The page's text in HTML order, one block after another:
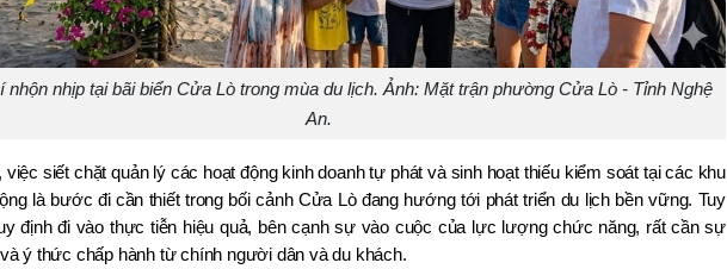
nhộn nhịp tại bãi biển Cửa Lò trong mùa du lịch. Ảnh: Mặt trận phường Cửa Lò - Tỉnh Nghệ
An.
việc siết chặt quản lý các hoạt động kinh doanh tự phát và sinh hoạt thiếu kiểm soát tại các khu
là bước đi cần thiết trong bối cảnh Cửa Lò đang hướng tới phát triển du lịch bền vững. Tuy
định đi vào thực tiễn hiệu quả, bên cạnh sự vào cuộc của lực lượng chức năng, rất cần sự
ý thức chấp hành từ chính người dân và du khách.